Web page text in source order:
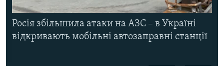
Росія збільшила атаки на АЗС – в Україні
відкривають мобільні автозаправні станції